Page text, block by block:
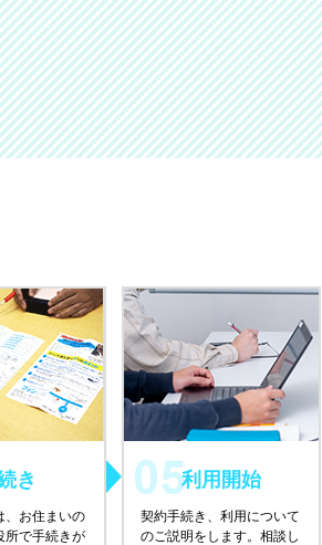
き
、お住まいの
所で手続きが
利用開始
契約手続き、利用について
のご説明をします。相談し